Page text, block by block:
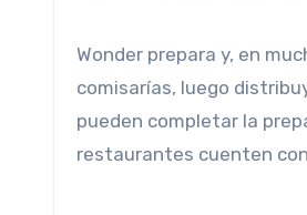
Wonder prepara y, en
comisarías, luego
pueden completar la
restaurantes cuenten con